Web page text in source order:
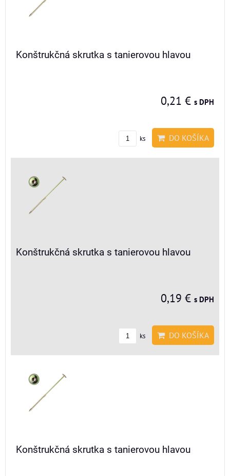
Konštrukčná skrutka s tanierovou hlavou
0,21 € s DPH
ks DO KOŠÍKA
Konštrukčná skrutka s tanierovou hlavou
0,19 € s DPH
ks DO KOŠÍKA
Konštrukčná skrutka s tanierovou hlavou